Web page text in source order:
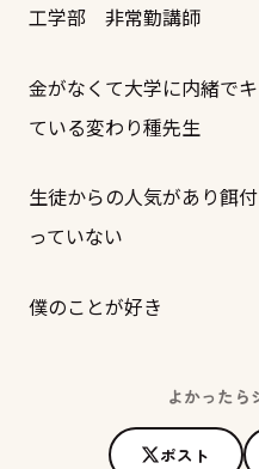
工学部 非常勤講師
金がなくて大学に内緒で
ている変わり種先生
生徒からの人気があり餌
っていない
僕のことが好き
よかったら
ポスト